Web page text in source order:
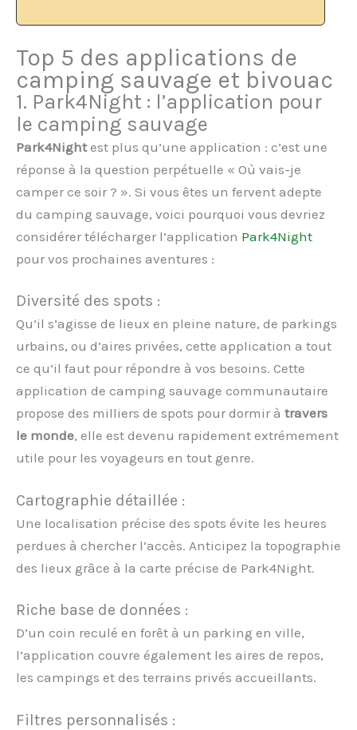
Top 5 des applications de
camping sauvage et bivouac
1. Park4Night : l’application pour
le camping sauvage
Park4Nightest plus qu’une application : c’est une
réponse à la question perpétuelle « Où vais-je
camper ce soir ? ». Si vous êtes un fervent adepte
du camping sauvage, voici pourquoi vous devriez
considérer télécharger l’application Park4Night
pour vos prochaines aventures :
Diversité des spots :
Qu’il s’agisse de lieux en pleine nature, de parkings
urbains, ou d’aires privées, cette application a tout
ce qu’il faut pour répondre à vos besoins. Cette
application de camping sauvage communautaire
propose des milliers de spots pour dormir à travers
le monde, elle est devenu rapidement extrémement
utile pour les voyageurs en tout genre.
Cartographie détaillée :
Une localisation précise des spots évite les heures
perdues à chercher l’accès. Anticipez la topographie
des lieux grâce à la carte précise de Park4Night.
Riche base de données :
D’un coin reculé en forêt à un parking en ville,
l’application couvre également les aires de repos,
les campings et des terrains privés accueillants.
Filtres personnalisés :